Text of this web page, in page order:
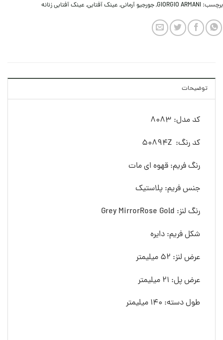
برچسب: GIORGIO ARMANI
,جورجیو آرمانی, عینک آفتابی, عینک آفتابی زنانه
توضیحات
کد مدل: 8083
کد رنگ: 50894Z
رنگ فريم: قهوه ای مات
جنس فريم: پلاستیک
رنگ لنز: Grey MirrorRose Gold
شکل فريم: دایره
عرض لنز: 52 ميليمتر
عرض پل: 21 ميليمتر
طول دسته: 140 ميليمتر